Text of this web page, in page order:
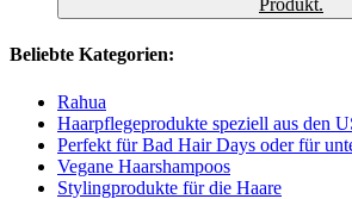
Produkt.
Beliebte Kategorien:
Rahua
Haarpflegeprodukte speziell aus den
Perfekt für Bad Hair Days oder für
Vegane Haarshampoos
Stylingprodukte für die Haare